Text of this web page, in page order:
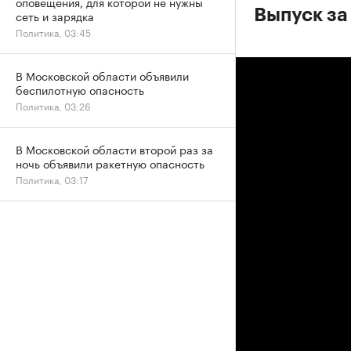
Выпуск
сеть и зарядка
Политика, 03:45
В Московской области объявили
беспилотную опасность
Политика, 03:26
В Московской области второй раз за
ночь объявили ракетную опасность
Политика, 03:17